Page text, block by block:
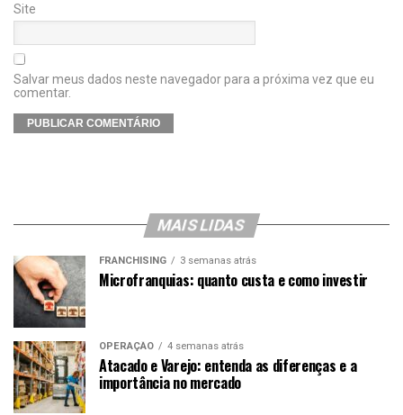
Site
Salvar meus dados neste navegador para a próxima vez que eu
comentar.
MAIS LIDAS
FRANCHISING 3 semanas atrás
Microfranquias: quanto custa e como investir
OPERAÇÃO 4 semanas atrás
Atacado e Varejo: entenda as diferenças e a
importância no mercado